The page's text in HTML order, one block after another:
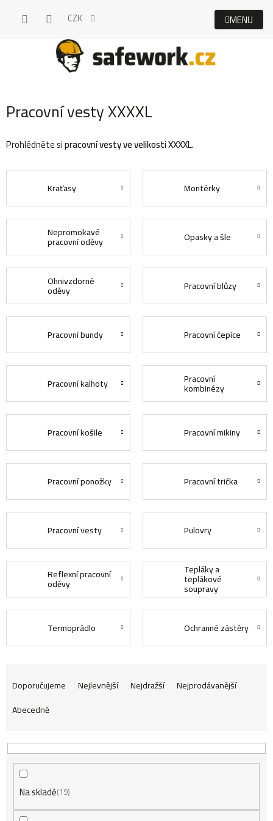
CZK
Pracovní vesty XXXXL
Prohlédněte sipracovní vesty ve velikosti XXXXL.
Kraťasy Montérky
Nepromokavé
pracovní oděvy Opasky a šle
Ohnivzdorné
oděvy Pracovní blůzy
Pracovní bundy Pracovní čepice
Pracovní kalhoty Pracovní
kombinézy
Pracovní košile Pracovní mikiny
Pracovní ponožky Pracovní trička
Pracovní vesty Pulovry
Reflexní pracovní
oděvy
Tepláky a
teplákové
soupravy
Termoprádlo Ochranné zástěry
Ř
a
z
e
Doporučujeme Nejlevnější Nejdražší
Nejprodávanější
Abecedně
Na skladě 19